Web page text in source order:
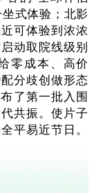
式体验；北影
可体验到浓浓
动取院线级别
零成本、高价
分歧创做形态
了第一批入围
共振。使片子
平易近节日。